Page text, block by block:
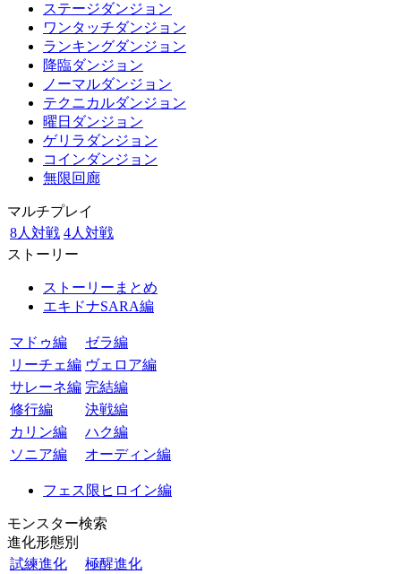
ステージダンジョン
ワンタッチダンジョン
ランキングダンジョン
降臨ダンジョン
ノーマルダンジョン
テクニカルダンジョン
曜日ダンジョン
ゲリラダンジョン
コインダンジョン
無限回廊
マルチプレイ
8人対戦 4人対戦
ストーリー
ストーリーまとめ
エキドナSARA編
マドゥ編
ゼラ編
リーチェ編 ヴェロア編
サレーネ編 完結編
修行編
決戦編
カリン編
ハク編
ソニア編
オーディン編
フェス限ヒロイン編
モンスター検索
進化形態別
試練進化
極醒進化